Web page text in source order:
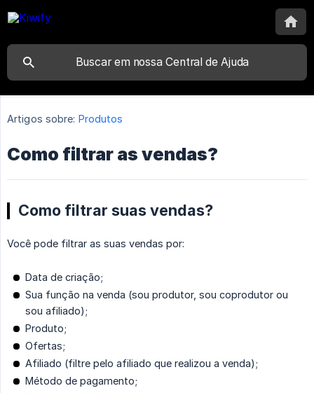
Artigos sobre: Produtos
Como filtrar as vendas?
Como filtrar suas vendas?
Você pode filtrar as suas vendas por:
Data de criação;
Sua função na venda (sou produtor, sou coprodutor ou
sou afiliado);
Produto;
Ofertas;
Afiliado (filtre pelo afiliado que realizou a venda);
Método de pagamento;